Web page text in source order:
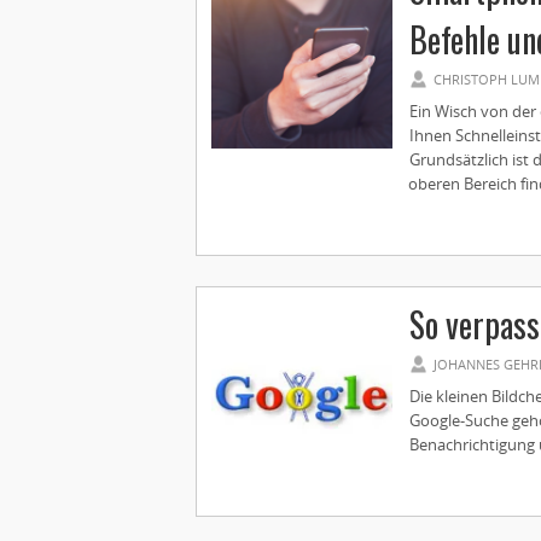
Befehle
CHRISTOPH
Ein Wisch von
Ihnen
Grundsätzlich ist
oberen Bereich
So
JOHANNES
Die kleinen
Google-Suche
Benachrichtigung